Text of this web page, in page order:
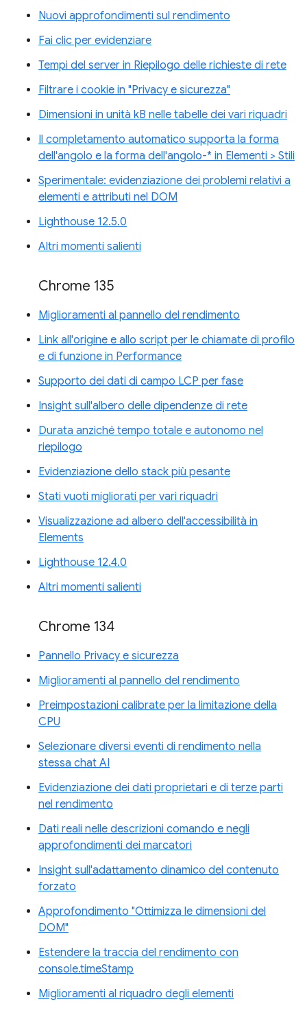
Nuovi approfondimenti sul rendimento
Fai clic per evidenziare
Tempi del server in Riepilogo delle richieste di rete
Filtrare i cookie in "Privacy e sicurezza"
Dimensioni in unità kB nelle tabelle dei vari riquadri
Il completamento automatico supporta la forma
dell'angolo e la forma dell'angolo-* in Elementi > Stili
Sperimentale: evidenziazione dei problemi relativi a
elementi e attributi nel DOM
Lighthouse 12.5.0
Altri momenti salienti
Chrome 135
Miglioramenti al pannello del rendimento
Link all'origine e allo script per le chiamate di profilo
e di funzione in Performance
Supporto dei dati di campo LCP per fase
Insight sull'albero delle dipendenze di rete
Durata anziché tempo totale e autonomo nel
riepilogo
Evidenziazione dello stack più pesante
Stati vuoti migliorati per vari riquadri
Visualizzazione ad albero dell'accessibilità in
Elements
Lighthouse 12.4.0
Altri momenti salienti
Chrome 134
Pannello Privacy e sicurezza
Miglioramenti al pannello del rendimento
Preimpostazioni calibrate per la limitazione della
CPU
Selezionare diversi eventi di rendimento nella
stessa chat AI
Evidenziazione dei dati proprietari e di terze parti
nel rendimento
Dati reali nelle descrizioni comando e negli
approfondimenti dei marcatori
Insight sull'adattamento dinamico del contenuto
forzato
Approfondimento "Ottimizza le dimensioni del
DOM"
Estendere la traccia del rendimento con
console.timeStamp
Miglioramenti al riquadro degli elementi